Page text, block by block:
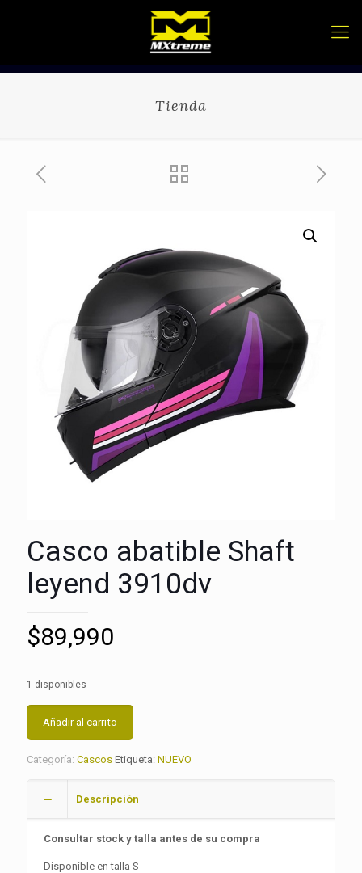
Tienda
Casco abatible Shaft
leyend 3910dv
$89,990
1 disponibles
Añadir al carrito
Categoría: Cascos Etiqueta: NUEVO
Descripción
Consultar stock y talla antes de su compra
Disponible en talla S